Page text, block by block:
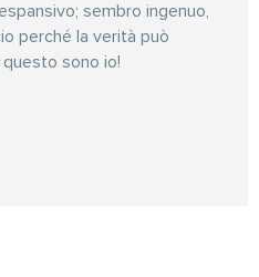
sembro ingenuo,
perché la verità può
sono io!